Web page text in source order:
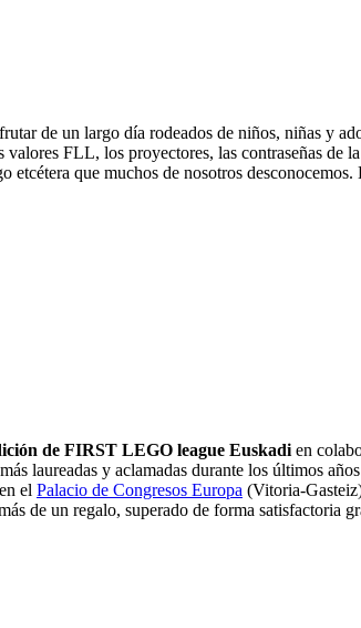
de un largo día rodeados de niños, niñas y
FLL, los proyectores, las contraseñas de
etcétera que muchos de nosotros
de FIRST LEGO league Euskadi en
laureadas y aclamadas durante los últimos
el Palacio de Congresos Europa (Vitoria-
de un regalo, superado de forma satisfactoria